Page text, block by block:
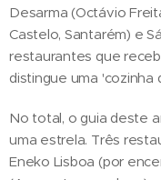
Desarma (Octávio
Castelo, Santarém) e
restaurantes que
distingue uma 'cozinha
No total, o guia deste
uma estrela. Três
Eneko Lisboa (por